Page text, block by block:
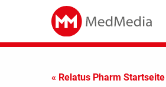
« Relatus Pharm Startseite